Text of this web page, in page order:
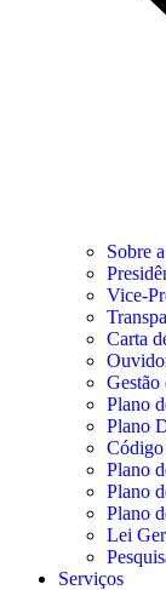
Sobre
Vice-
Carta
Gestão
Plano
Plano
Código
Plano
Plano
Plano
Lei
Serviços